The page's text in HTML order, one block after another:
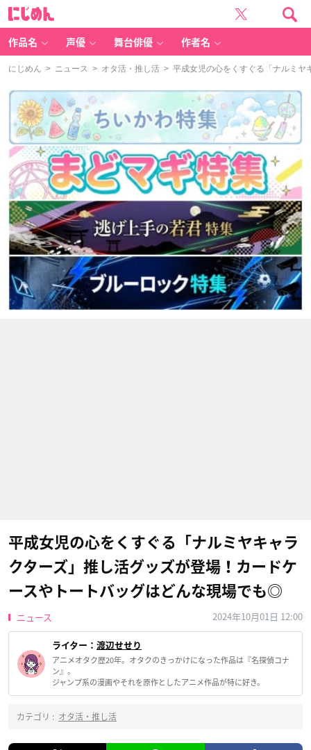
作品名 声優 舞台俳優 作者名
にじめん > ニュース > オタ活・推し活 > 平成女児の心をくすぐる「ナルミヤ
平成女児の心をくすぐる「ナルミヤキャラ
クターズ」推し活グッズが登場！カードケ
ースやトートバッグはどんな現場でも◎
ニュース 2024年10月01日 12:00
ライター： 渡辺せせり
アニメオタク歴20年。オタクのきっかけになった作品は『名探偵コナ
ン』。
ジャンプ系の漫画やそれを原作としたアニメ作品が特に好き。
カテゴリ : オタ活・推し活